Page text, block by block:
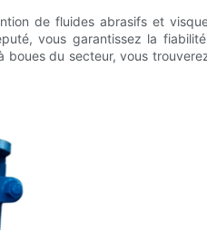
de fluides abrasifs et
vous garantissez la
boues du secteur, vous